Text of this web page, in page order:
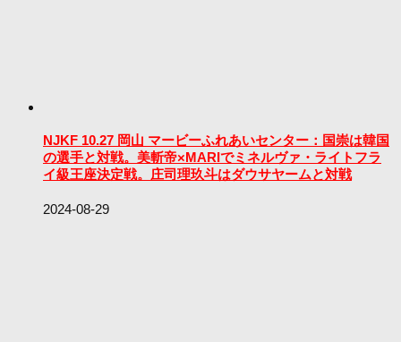
NJKF 10.27 岡山 マービーふれあいセンター：国崇は韓国
の選手と対戦。美斬帝×MARIでミネルヴァ・ライトフラ
イ級王座決定戦。庄司理玖斗はダウサヤームと対戦
2024-08-29